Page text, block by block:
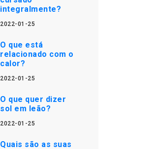
integralmente?
2022-01-25
O que está
relacionado com o
calor?
2022-01-25
O que quer dizer
sol em leão?
2022-01-25
Quais são as suas